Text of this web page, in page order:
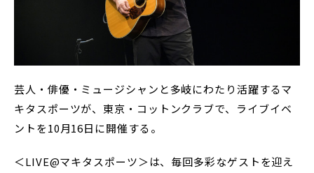
芸人・俳優・ミュージシャンと多岐にわたり活躍するマ
キタスポーツが、東京・コットンクラブで、ライブイベ
ントを10月16日に開催する。
＜LIVE@マキタスポーツ＞は、毎回多彩なゲストを迎え